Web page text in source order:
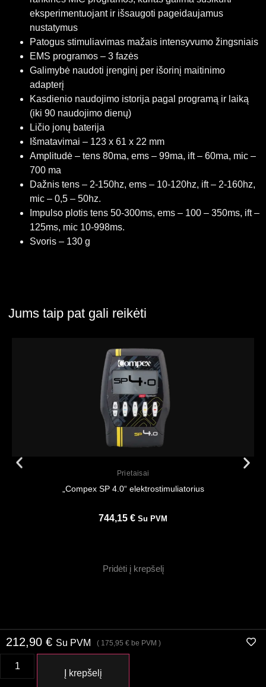
eksperimentuojant ir išsaugoti pageidaujamus
nustatymus
Patogus stimuliavimas mažais intensyvumo žingsniais
EMS programos – 3 fazės
Galimybė naudoti įrenginį per išorinį maitinimo
adapterį
Kasdienio naudojimo istorija pagal programą ir laiką
(iki 90 naudojimo dienų)
Ličio jonų baterija
Išmatavimai – 123 x 61 x 22 mm
Amplitudė – tens 80ma, ems – 99ma, ift – 60ma, mic –
700 ma
Dažnis tens – 2-150hz, ems – 10-120hz, ift – 2-160hz,
mic – 0,5 – 50hz.
Impulso plotis tens 50-300ms, ems – 100 – 350ms, ift –
125ms, mic 10-998ms.
Svoris – 130 g
Jums taip pat gali reikėti
Prietaisai
„Compex SP 4.0“ elektrostimuliatorius
744,15 € Su PVM
Pridėti į krepšelį
212,90 € Su PVM ( 175,95 € be PVM )
Į krepšelį